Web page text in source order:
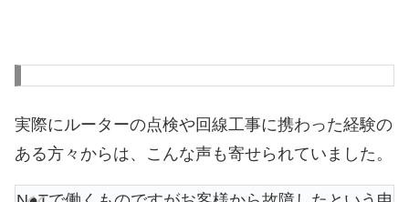
実際にルーターの点検や回線工事に携わった経験の
ある方々からは、こんな声も寄せられていました。